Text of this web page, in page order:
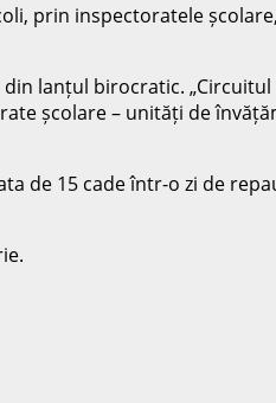
prin inspectoratele
lanțul birocratic.
școlare – unități de
de 15 cade într-o zi de